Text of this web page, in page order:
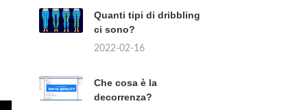
Quanti tipi di dribbling
ci sono?
2022-02-16
Che cosa è la
decorrenza?